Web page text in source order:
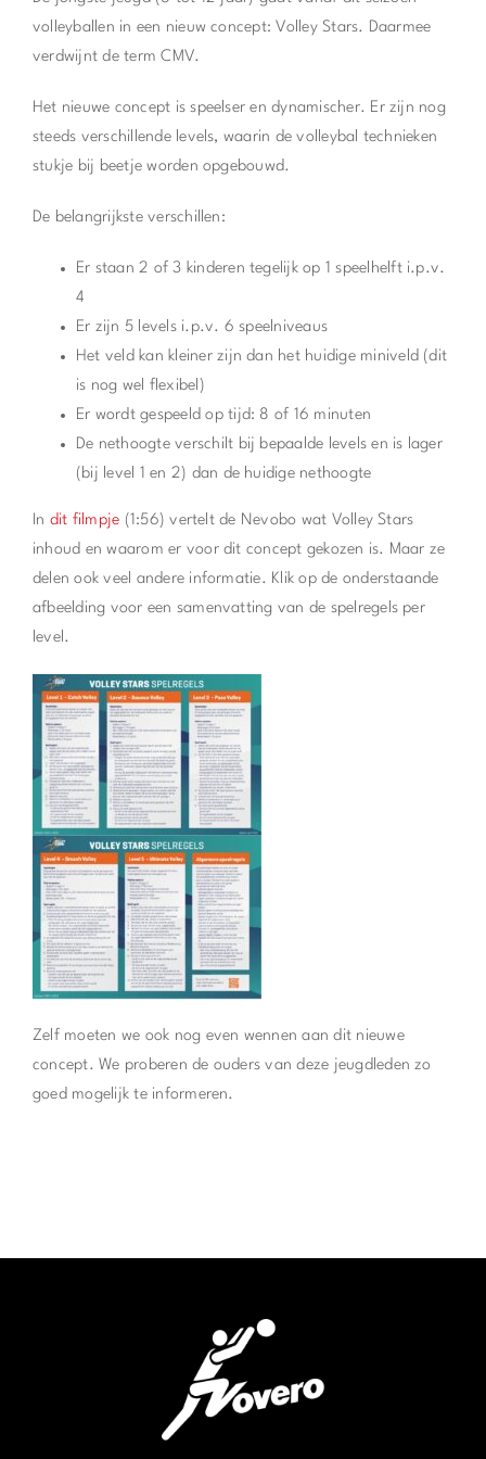
volleyballen in een nieuw concept: Volley Stars. Daarmee
verdwijnt de term CMV.
Het nieuwe concept is speelser en dynamischer. Er zijn nog
steeds verschillende levels, waarin de volleybal technieken
stukje bij beetje worden opgebouwd.
De belangrijkste verschillen:
Er staan 2 of 3 kinderen tegelijk op 1 speelhelft i.p.v.
4
Er zijn 5 levels i.p.v. 6 speelniveaus
Het veld kan kleiner zijn dan het huidige miniveld (dit
is nog wel flexibel)
Er wordt gespeeld op tijd: 8 of 16 minuten
De nethoogte verschilt bij bepaalde levels en is lager
(bij level 1 en 2) dan de huidige nethoogte
In dit filmpje (1:56) vertelt de Nevobo wat Volley Stars
inhoud en waarom er voor dit concept gekozen is. Maar ze
delen ook veel andere informatie. Klik op de onderstaande
afbeelding voor een samenvatting van de spelregels per
level.
Zelf moeten we ook nog even wennen aan dit nieuwe
concept. We proberen de ouders van deze jeugdleden zo
goed mogelijk te informeren.